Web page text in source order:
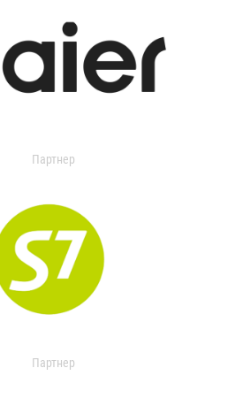
Партнер
Партнер